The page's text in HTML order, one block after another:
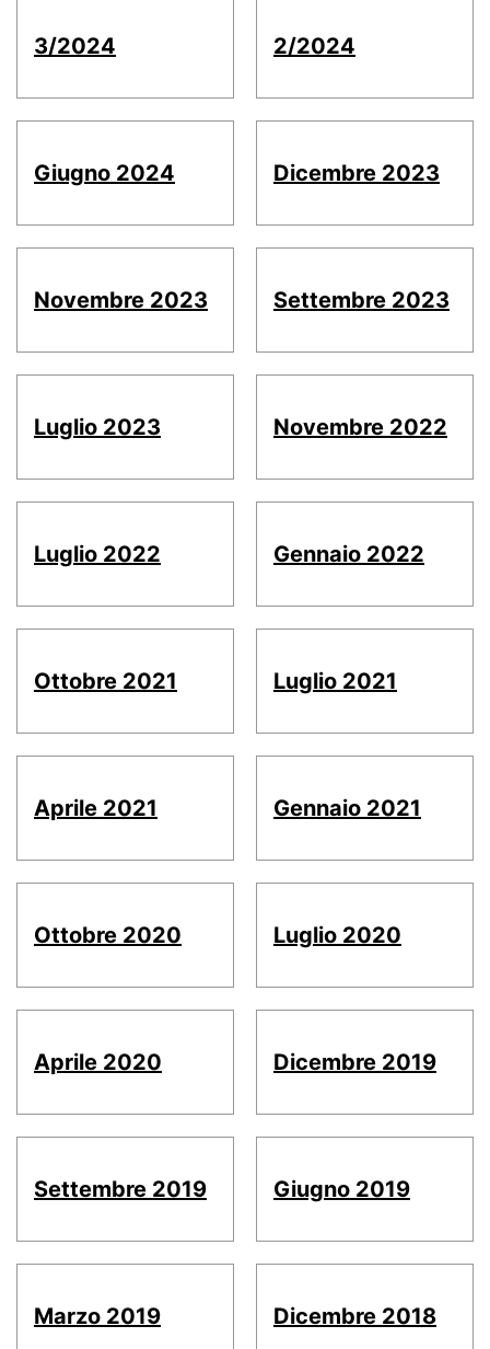
3/2024 2/2024
Giugno 2024 Dicembre 2023
Novembre 2023 Settembre 2023
Luglio 2023 Novembre 2022
Luglio 2022 Gennaio 2022
Ottobre 2021 Luglio 2021
Aprile 2021 Gennaio 2021
Ottobre 2020 Luglio 2020
Aprile 2020 Dicembre 2019
Settembre 2019 Giugno 2019
Marzo 2019 Dicembre 2018